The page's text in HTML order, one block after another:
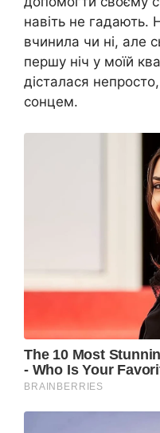
навіть не гадають.
вчинила чи ні, але
першу ніч у моїй
дісталася
сонцем.